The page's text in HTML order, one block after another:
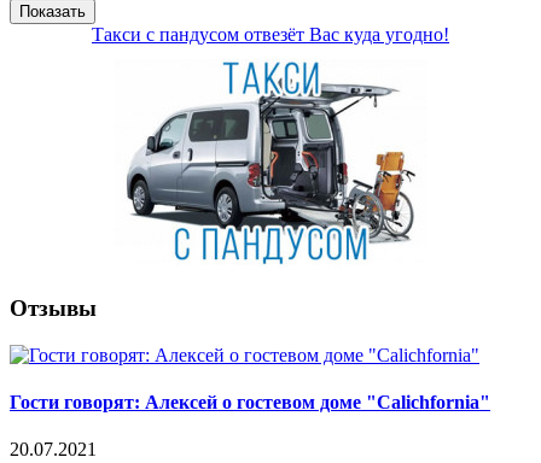
Показать
Такси с пандусом отвезёт Вас куда угодно!
Отзывы
Гости говорят: Алексей о гостевом доме "Calichfornia"
20.07.2021